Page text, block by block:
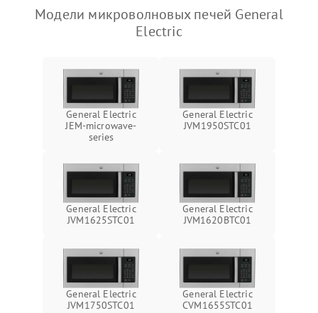
Сломался трансформатор Подробнее →
Модели микроволновых печей General
Electric
General Electric
JEM-microwave-
series
General Electric
JVM1950STC01
General Electric
JVM1625STC01
General Electric
JVM1620BTC01
General Electric
JVM1750STC01
General Electric
CVM1655STC01